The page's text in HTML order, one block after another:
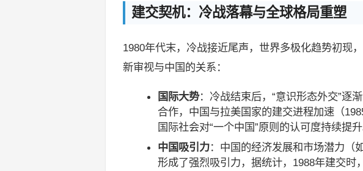
建交契机：冷战落幕与全球格局重塑
1980年代末，冷战接近尾声，世界多极化趋势初现
新审视与中国的关系：
国际大势：冷战结束后，“意识形态外交”逐
合作，中国与拉美国家的建交进程加速（
国际社会对“一个中国”原则的认可度持续提升
中国吸引力：中国的经济发展和市场潜力（
形成了强烈吸引力，据统计，1988年建交时